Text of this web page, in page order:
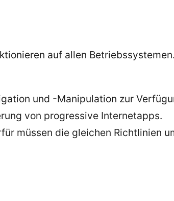
auf allen
und -Manipulation zur
von progressive Internetapps.
müssen die gleichen Richtlinien